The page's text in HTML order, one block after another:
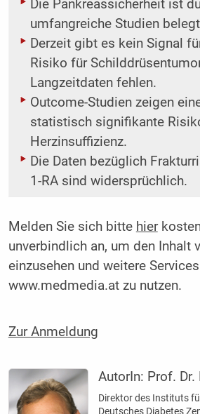
Die Pankreassicherheit ist
umfangreiche Studien
Derzeit gibt es kein Signal
Risiko für
Langzeitdaten fehlen.
Outcome-Studien zeigen
statistisch signifikante
Herzinsuffizienz.
Die Daten bezüglich
1-RA sind widersprüchlich.
Melden Sie sich bitte hier
unverbindlich an, um den Inhalt
einzusehen und weitere
www.medmedia.at zu nutzen.
Zur Anmeldung
AutorIn: Prof.
Direktor des Instituts
Deutsches Diabetes